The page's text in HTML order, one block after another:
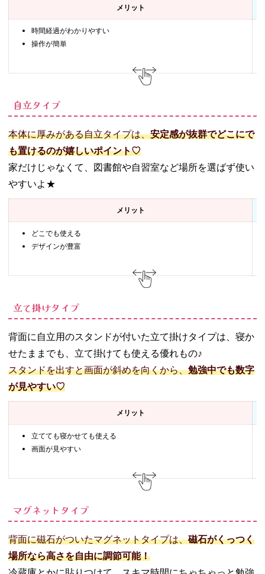
メリット
時間経過がわかりやすい
操作が簡単
自立タイプ
本体に厚みがある自立タイプは、安定感が抜群でどこにで
も置けるのが嬉しいポイント♡
家だけじゃなくて、図書館や自習室など場所を選ばず使い
やすいよ★
メリット
どこでも使える
デザインが豊富
立て掛けタイプ
背面に自立用のスタンドが付いた立て掛けタイプは、寝か
せたままでも、立て掛けても使える優れもの♪
スタンドを出すと画面が斜めを向くから、勉強中でも数字
が見やすい♡
メリット
立てても寝かせても使える
画面が見やすい
マグネットタイプ
背面に磁石がついたマグネットタイプは、磁石がくっつく
場所なら高さを自由に調節可能！